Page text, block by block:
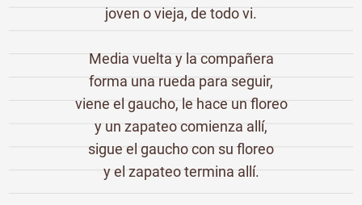
joven o vieja, de todo vi.
Media vuelta y la compañera
forma una rueda para seguir,
viene el gaucho, le hace un floreo
y un zapateo comienza allí,
sigue el gaucho con su floreo
y el zapateo termina allí.